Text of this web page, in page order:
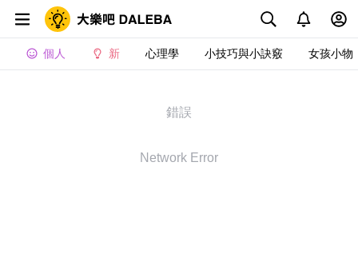
個人 新 心理學 小技巧與小訣竅 女孩小物
錯誤
Network Error